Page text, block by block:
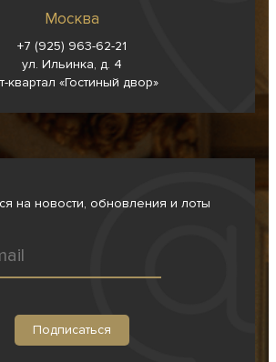
Москва
+7 (925) 963-62-21
ул. Ильинка, д. 4
квартал «Гостиный двор»
на новости, обновления и лоты